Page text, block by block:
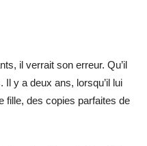
il verrait son erreur. Qu’il
y a deux ans, lorsqu’il lui
fille, des copies parfaites de